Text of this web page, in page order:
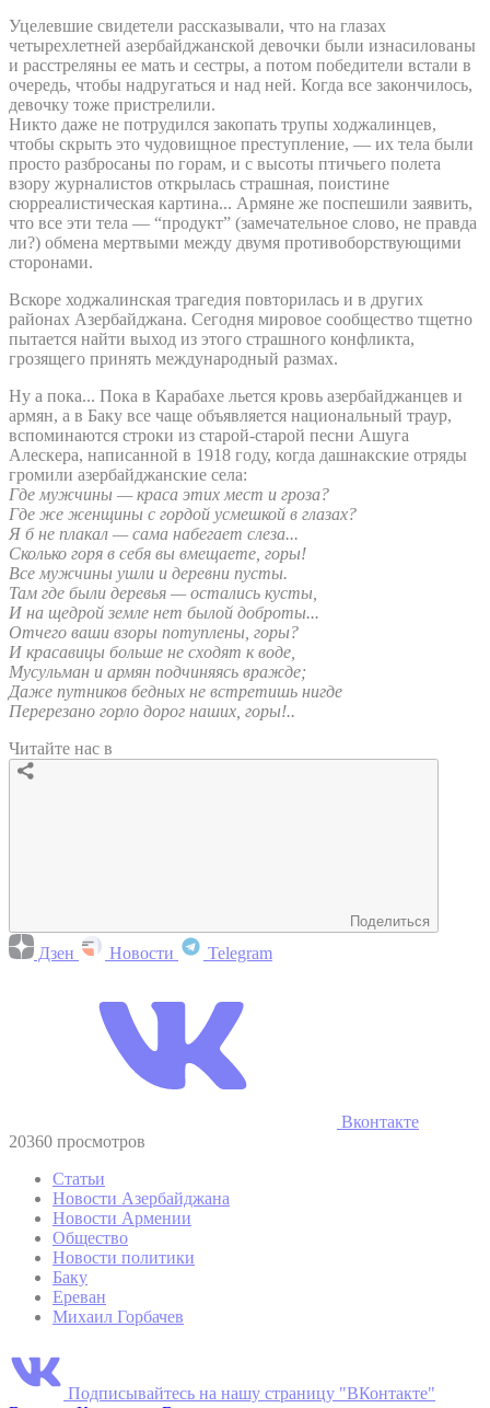
Уцелевшие свидетели рассказывали, что на глазах
четырехлетней азербайджанской девочки были изнасилованы
и расстреляны ее мать и сестры, а потом победители встали в
очередь, чтобы надругаться и над ней. Когда все закончилось,
девочку тоже пристрелили.
Никто даже не потрудился закопать трупы ходжалинцев,
чтобы скрыть это чудовищное преступление, — их тела были
просто разбросаны по горам, и с высоты птичьего полета
взору журналистов открылась страшная, поистине
сюрреалистическая картина... Армяне же поспешили заявить,
что все эти тела — “продукт” (замечательное слово, не правда
ли?) обмена мертвыми между двумя противоборствующими
сторонами.
Вскоре ходжалинская трагедия повторилась и в других
районах Азербайджана. Сегодня мировое сообщество тщетно
пытается найти выход из этого страшного конфликта,
грозящего принять международный размах.
Ну а пока... Пока в Карабахе льется кровь азербайджанцев и
армян, а в Баку все чаще объявляется национальный траур,
вспоминаются строки из старой-старой песни Ашуга
Алескера, написанной в 1918 году, когда дашнакские отряды
громили азербайджанские села:
Где мужчины — краса этих мест и гроза?
Где же женщины с гордой усмешкой в глазах?
Я б не плакал — сама набегает слеза...
Сколько горя в себя вы вмещаете, горы!
Все мужчины ушли и деревни пусты.
Там где были деревья — остались кусты,
И на щедрой земле нет былой доброты...
Отчего ваши взоры потуплены, горы?
И красавицы больше не сходят к воде,
Мусульман и армян подчиняясь вражде;
Даже путников бедных не встретишь нигде
Перерезано горло дорог наших, горы!..
Читайте нас в
Поделиться
Дзен Новости Telegram
Вконтакте
20360 просмотров
Статьи
Новости Азербайджана
Новости Армении
Общество
Новости политики
Баку
Ереван
Михаил Горбачев
Подписывайтесь на нашу страницу "ВКонтакте"